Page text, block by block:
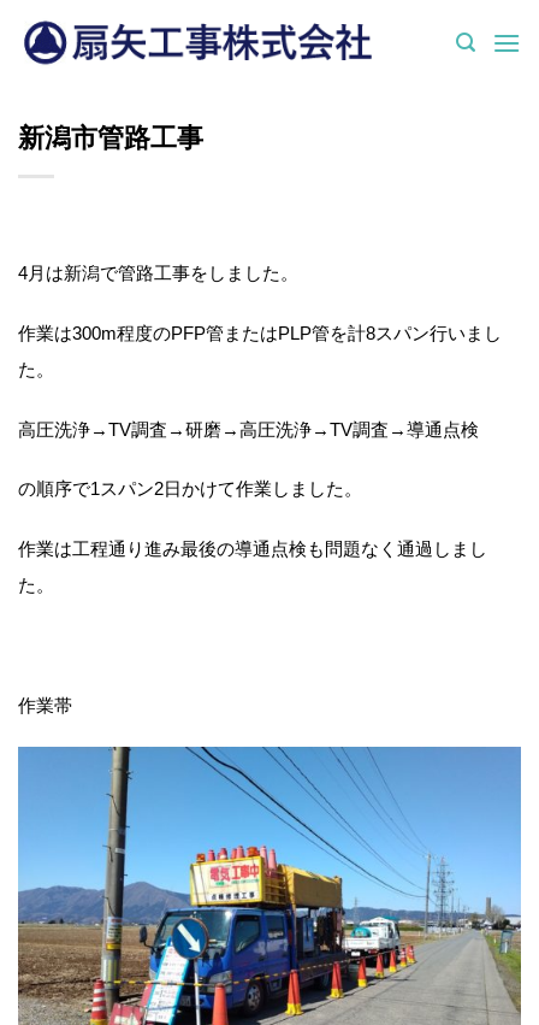
新潟市管路工事
4月は新潟で管路工事をしました。
作業は300m程度のPFP管またはPLP管を計8スパン行いまし
た。
高圧洗浄→TV調査→研磨→高圧洗浄→TV調査→導通点検
の順序で1スパン2日かけて作業しました。
作業は工程通り進み最後の導通点検も問題なく通過しまし
た。
作業帯